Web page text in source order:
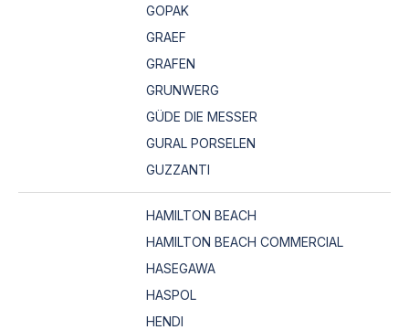
GOPAK
GRAEF
GRAFEN
GRUNWERG
GÜDE DIE MESSER
GURAL PORSELEN
GUZZANTI
HAMILTON BEACH
HAMILTON BEACH COMMERCIAL
HASEGAWA
HASPOL
HENDI